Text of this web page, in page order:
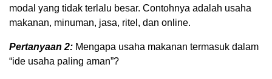
modal yang tidak terlalu besar. Contohnya adalah usaha
makanan, minuman, jasa, ritel, dan online.
Pertanyaan 2: Mengapa usaha makanan termasuk dalam
“ide usaha paling aman”?